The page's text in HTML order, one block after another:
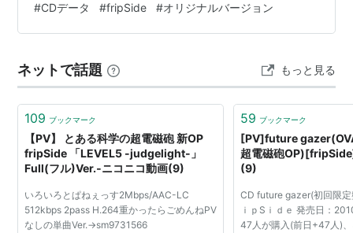
1st odyssey of fripSide （2003年4月12日）
2nd fragment of fripSide（2004年3月28日）
3rd reflection of fripSide （2005年6月23日）
binarydigit （2007年8月24日）
split tears（2008年9月16日）
ベストアルバム
イトにもありますが、現在の税込価格なので発売当時の
ものとは異なります。『infinite synthesis』シリーズ3ま
八木沼悟志との2人になってい…
#CDデータ #fripSide #オリジナルバージョン
ネットで話題 もっと見る
109 ブックマーク
【PV】 とある科学の超電磁砲 新OP
fripSide 「LEVEL5 -judgelight-」
Full(フル)Ver.‐ニコニコ動画(9)
いろいろとぱねぇっす2Mbps/AAC-LC
512kbps 2pass H.264重かったらごめんねPV
なしの単曲Ver.→sm9731566
59 ブックマーク
[PV]future
超電磁砲
(9)
CD future gazer(初回限
ｉｐSｉｄｅ 発売日：
47人が購入(前日+47人)